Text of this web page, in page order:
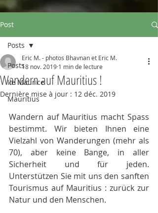
Post
Posts
Ile Maurice
Mauritius
Posts
Wandern auf Mauritius !
Eric M. - photos Bhavnan et Eric M.
18 nov. 2019 1 min de lecture
Dernière mise à jour : 12 déc. 2019
Wandern auf Mauritius macht Spass
bestimmt. Wir bieten Ihnen eine
Vielzahl von Wanderungen (mehr als
70), aber keine Bange, in aller
Sicherheit und für jeden.
Unterstützen Sie mit uns den sanften
Tourismus auf Mauritius : zurück zur
Natur und den Menschen.